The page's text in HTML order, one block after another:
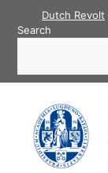
Dutch Revolt
Search